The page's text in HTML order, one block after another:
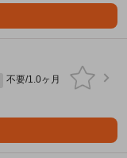
不要/1.0ヶ月